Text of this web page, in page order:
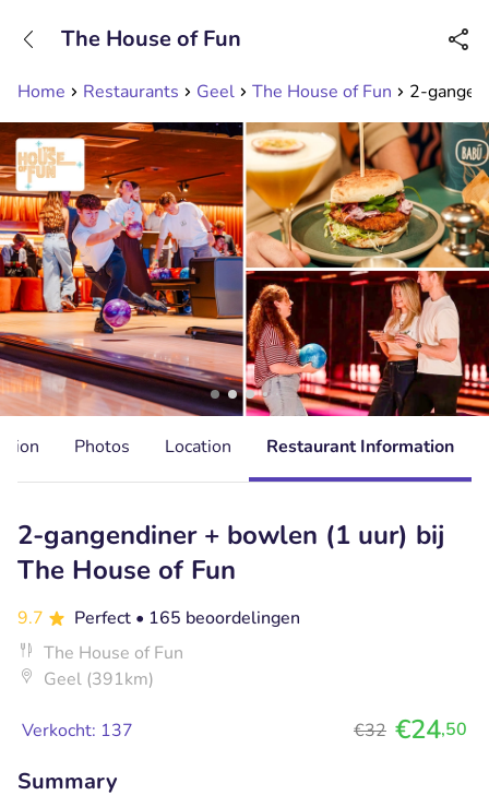
Available until 23:00
Home Restaurants Geel The House of Fun 2-
The House of Fun
Photos Location Restaurant Information
2-gangendiner + bowlen (1 uur) bij
The House of Fun
9.7 Perfect • 165 beoordelingen
The House of Fun
Geel (391km)
Verkocht: 137 €32 €24,50
Summary